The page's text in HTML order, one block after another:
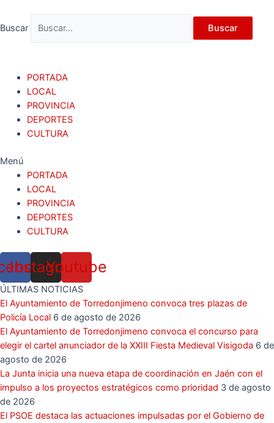
contenido
Buscar Buscar
PORTADA
LOCAL
PROVINCIA
DEPORTES
CULTURA
Menú
PORTADA
LOCAL
PROVINCIA
DEPORTES
CULTURA
Instagram
Youtube
ÚLTIMAS NOTICIAS
El Ayuntamiento de Torredonjimeno convoca tres plazas de
Policía Local 6 de agosto de 2026
El Ayuntamiento de Torredonjimeno convoca el concurso para
elegir el cartel anunciador de la XXIII Fiesta Medieval Visigoda 6 de
agosto de 2026
La Junta inicia una nueva etapa de coordinación en Jaén con el
impulso a los proyectos estratégicos como prioridad 3 de agosto
de 2026
El PSOE destaca las actuaciones impulsadas por el Gobierno de